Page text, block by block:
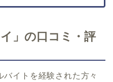
」の口コミ・評
バイトを経験された方々